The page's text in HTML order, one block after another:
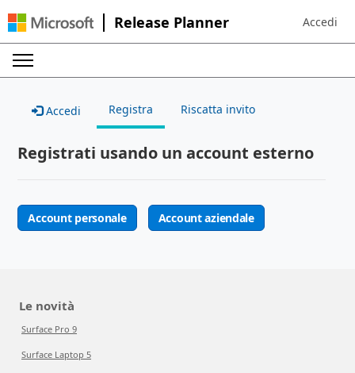
Release Planner Sign in to
Accedi
Accedi Registra Riscatta invito
Registrati usando un account esterno
Account personale Account aziendale
Le novità
Surface Pro 9
Surface Laptop 5